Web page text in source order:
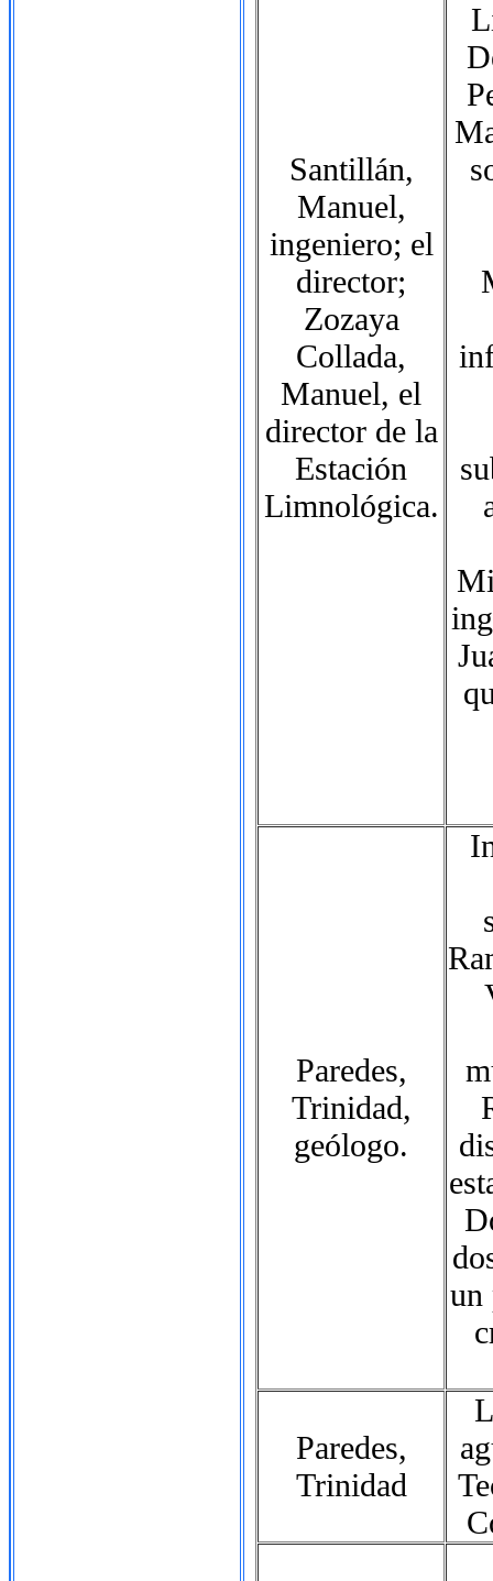
Santillán,
Manuel,
ingeniero; el
director;
Zozaya
Collada,
Manuel, el
director de la
Estación
Limnológica.
Paredes,
Trinidad,
geólogo.
un
Paredes,
Trinidad